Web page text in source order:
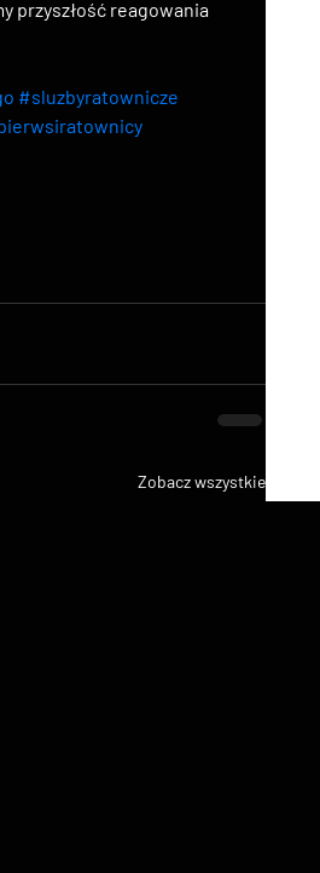
przyszłość reagowania
#sluzbyratownicze
Zobacz wszystkie